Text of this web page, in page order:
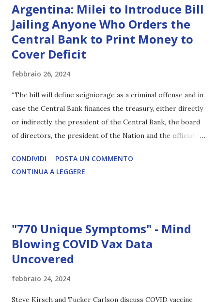
Argentina: Milei to Introduce Bill
Jailing Anyone Who Orders the
Central Bank to Print Money to
Cover Deficit
febbraio 26, 2024
“The bill will define seigniorage as a criminal offense and in
case the Central Bank finances the treasury, either directly
or indirectly, the president of the Central Bank, the board
of directors, the president of the Nation and the officials
segnalato da oltre12.net LEGGI L'ARTICOLO COMPLETO
CONDIVIDI
POSTA UN COMMENTO
CONTINUA A LEGGERE
"770 Unique Symptoms" - Mind
Blowing COVID Vax Data
Uncovered
febbraio 24, 2024
Steve Kirsch and Tucker Carlson discuss COVID vaccine